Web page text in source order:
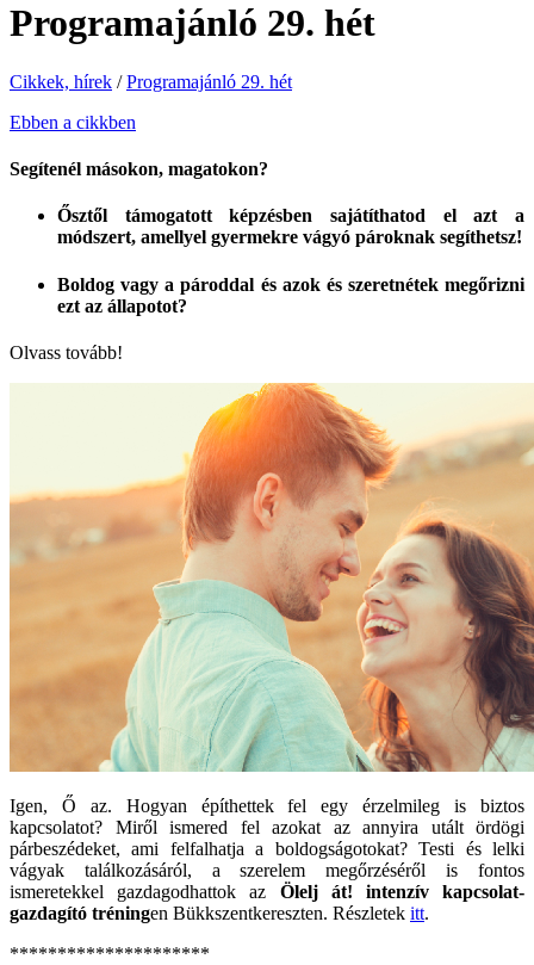
Programajánló 29. hét
Cikkek, hírek /Programajánló 29. hét
Ebben a cikkben
Segítenél másokon, magatokon?
Ősztől támogatott képzésben sajátíthatod el azt a
módszert, amellyel gyermekre vágyó pároknak segíthetsz!
Boldog vagy a pároddal és azok és szeretnétek megőrizni
ezt az állapotot?
Olvass tovább!
Igen, Ő az. Hogyan építhettek fel egy érzelmileg is biztos
kapcsolatot? Miről ismered fel azokat az annyira utált ördögi
párbeszédeket, ami felfalhatja a boldogságotokat? Testi és lelki
vágyak találkozásáról, a szerelem megőrzéséről is fontos
ismeretekkel gazdagodhattok az Ölelj át! intenzív kapcsolat-
gazdagító tréningen Bükkszentkereszten. Részletek itt.
*********************